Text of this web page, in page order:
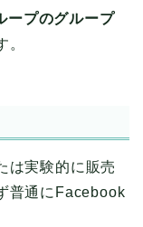
ープのグループ
。
は実験的に販売
普通にFacebook